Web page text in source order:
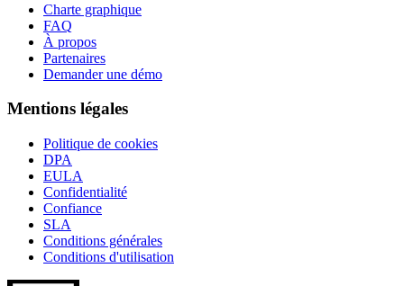
Charte graphique
FAQ
À propos
Partenaires
Demander une démo
Mentions légales
Politique de cookies
DPA
EULA
Confidentialité
Confiance
SLA
Conditions générales
Conditions d'utilisation